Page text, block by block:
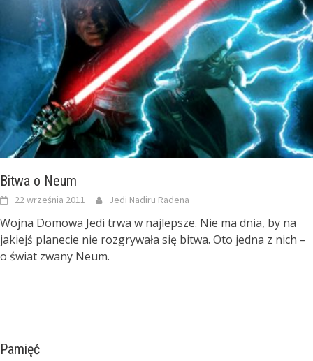
Bitwa o Neum
22 września 2011 Jedi Nadiru Radena
Wojna Domowa Jedi trwa w najlepsze. Nie ma dnia, by na
jakiejś planecie nie rozgrywała się bitwa. Oto jedna z nich –
o świat zwany Neum.
Pamięć